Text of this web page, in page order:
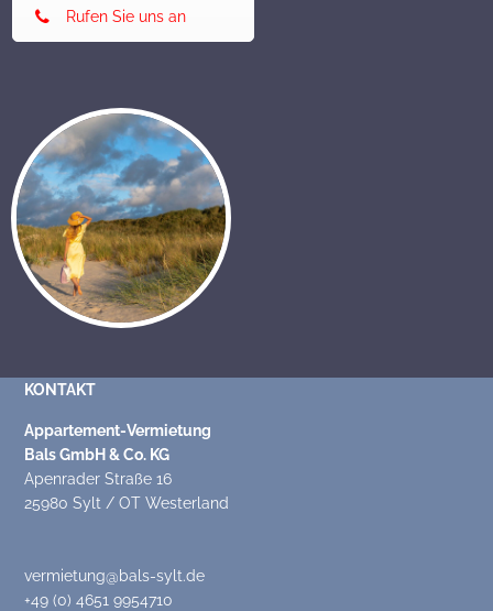
Rufen Sie uns an
KONTAKT
Appartement-Vermietung
Bals GmbH & Co. KG
Apenrader Straße 16
25980 Sylt / OT Westerland
vermietung@bals-sylt.de
+49 (0) 4651 9954710